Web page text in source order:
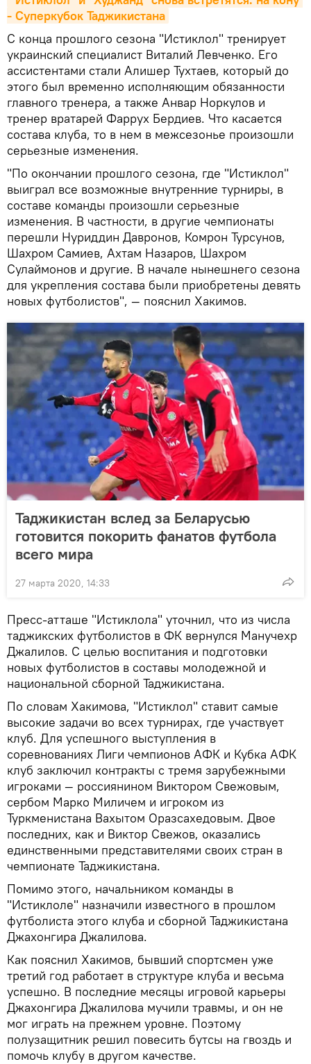
- Суперкубок Таджикистана
С конца прошлого сезона "Истиклол" тренирует
украинский специалист Виталий Левченко. Его
ассистентами стали Алишер Тухтаев, который до
этого был временно исполняющим обязанности
главного тренера, а также Анвар Норкулов и
тренер вратарей Фаррух Бердиев. Что касается
состава клуба, то в нем в межсезонье произошли
серьезные изменения.
"По окончании прошлого сезона, где "Истиклол"
выиграл все возможные внутренние турниры, в
составе команды произошли серьезные
изменения. В частности, в другие чемпионаты
перешли Нуриддин Давронов, Комрон Турсунов,
Шахром Самиев, Ахтам Назаров, Шахром
Сулаймонов и другие. В начале нынешнего сезона
для укрепления состава были приобретены девять
новых футболистов", — пояснил Хакимов.
Таджикистан вслед за Беларусью
готовится покорить фанатов футбола
всего мира
27 марта 2020, 14:33
Пресс-атташе "Истиклола" уточнил, что из числа
таджикских футболистов в ФК вернулся Манучехр
Джалилов. С целью воспитания и подготовки
новых футболистов в составы молодежной и
национальной сборной Таджикистана.
По словам Хакимова, "Истиклол" ставит самые
высокие задачи во всех турнирах, где участвует
клуб. Для успешного выступления в
соревнованиях Лиги чемпионов АФК и Кубка АФК
клуб заключил контракты с тремя зарубежными
игроками — россиянином Виктором Свежовым,
сербом Марко Миличем и игроком из
Туркменистана Вахытом Оразсахедовым. Двое
последних, как и Виктор Свежов, оказались
единственными представителями своих стран в
чемпионате Таджикистана.
Помимо этого, начальником команды в
"Истиклоле" назначили известного в прошлом
футболиста этого клуба и сборной Таджикистана
Джахонгира Джалилова.
Как пояснил Хакимов, бывший спортсмен уже
третий год работает в структуре клуба и весьма
успешно. В последние месяцы игровой карьеры
Джахонгира Джалилова мучили травмы, и он не
мог играть на прежнем уровне. Поэтому
полузащитник решил повесить бутсы на гвоздь и
помочь клубу в другом качестве.